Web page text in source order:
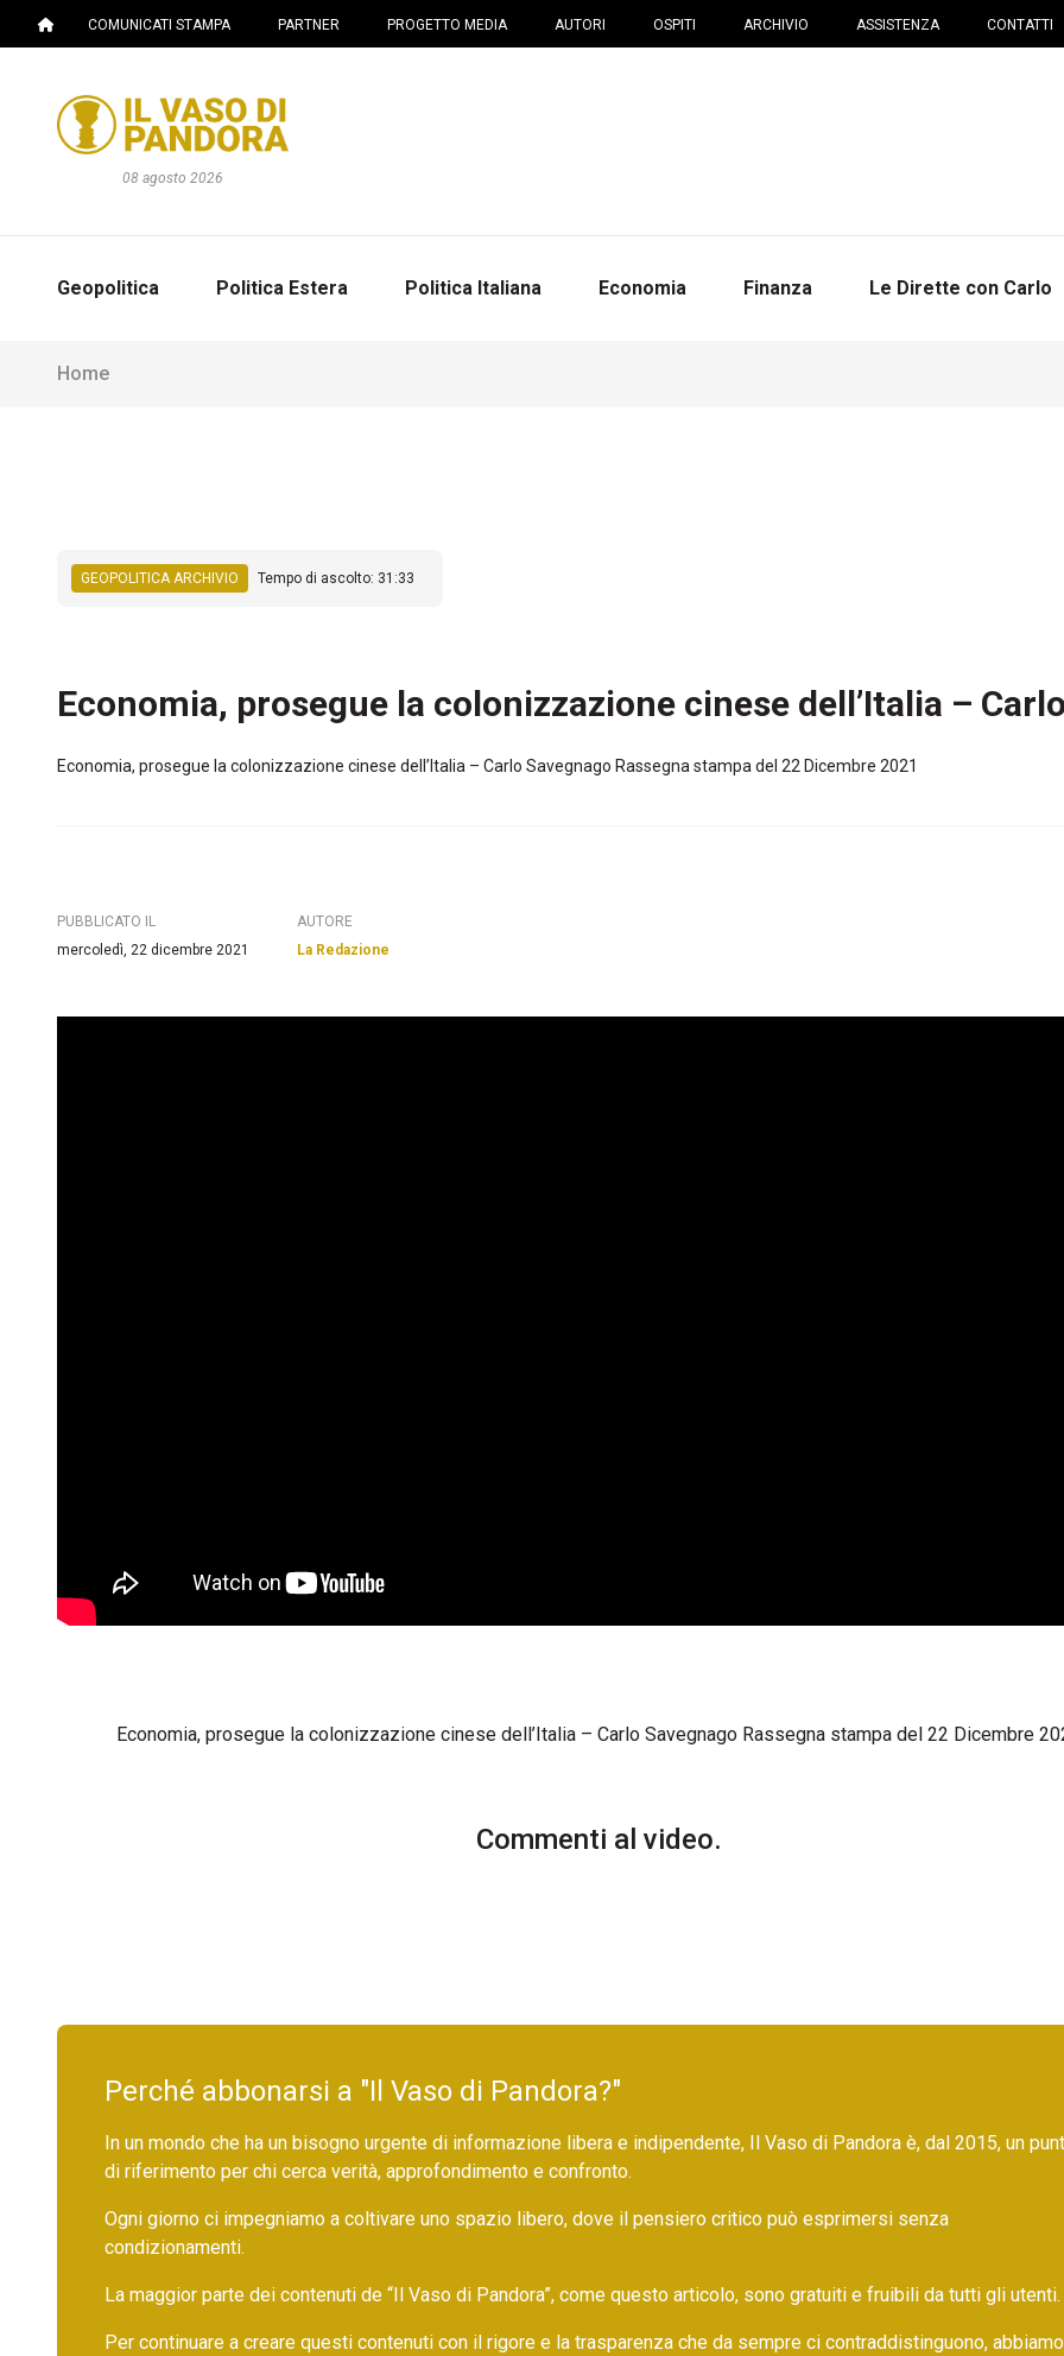
COMUNICATI STAMPA PARTNER PROGETTO MEDIA AUTORI OSPITI ARCHIVIO ASSISTENZA CONTATTI
08 agosto 2026
Geopolitica Politica Estera Politica Italiana Economia Finanza Le Dirette con Carlo
Home
GEOPOLITICA ARCHIVIO Tempo di ascolto: 31:33
Economia, prosegue la colonizzazione cinese dell’Italia –
Economia, prosegue la colonizzazione cinese dell’Italia – Carlo Savegnago Rassegna stampa del 22 Dicembre 2021
PUBBLICATO IL
mercoledì, 22 dicembre 2021
AUTORE
La Redazione
Economia, prosegue la colonizzazione cinese dell’Italia – Carlo Savegnago Rassegna stampa del 22 Dicembre
Commenti al video.
Perché abbonarsi a "Il Vaso di Pandora?"
In un mondo che ha un bisogno urgente di informazione libera e indipendente, Il Vaso di Pandora è, dal 2015, un
di riferimento per chi cerca verità, approfondimento e confronto.
Ogni giorno ci impegniamo a coltivare uno spazio libero, dove il pensiero critico può esprimersi senza
condizionamenti.
La maggior parte dei contenuti de “Il Vaso di Pandora”, come questo articolo, sono gratuiti e fruibili da tutti gli utenti.
Per continuare a creare questi contenuti con il rigore e la trasparenza che da sempre ci contraddistinguono, abbiamo